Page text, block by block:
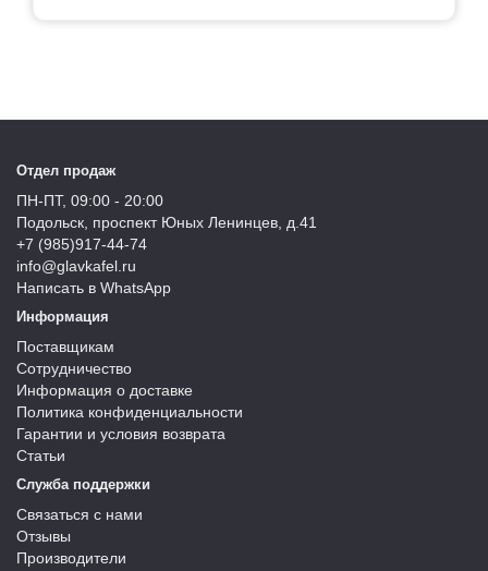
Отдел продаж
ПН-ПТ, 09:00 - 20:00
Подольск, проспект Юных Ленинцев, д.41
+7 (985)917-44-74
info@glavkafel.ru
Написать в WhatsApp
Информация
Поставщикам
Сотрудничество
Информация о доставке
Политика конфиденциальности
Гарантии и условия возврата
Статьи
Служба поддержки
Связаться с нами
Отзывы
Производители